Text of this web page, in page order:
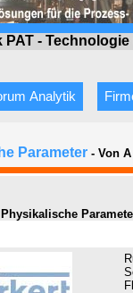
PAT - Technologie
Analytik
Parameter - Von
Physikalische